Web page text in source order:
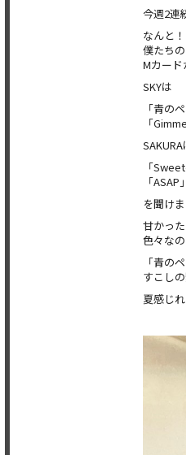
今週2連
なんと！
僕たち
Mカード
SKYは
「青の
「
SAKURA
「
「ASAP」
を聞けま
甘かっ
色々な
「青の
すこし
夏感じ